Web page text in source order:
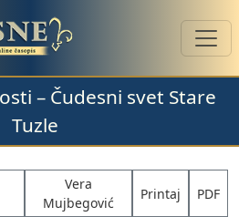
– Čudesni svet Stare
Tuzle
Vera
Mujbegović
Printaj PDF